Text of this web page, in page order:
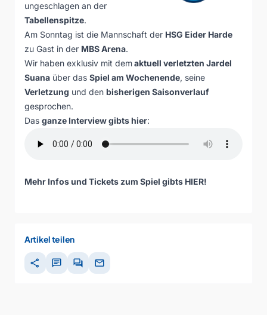
ungeschlagen an der
Tabellenspitze.
Am Sonntag ist die Mannschaft der HSG Eider Harde
zu Gast in der MBS Arena.
Wir haben exklusiv mit demaktuell verletzten Jardel
Suana über das Spiel am Wochenende, seine
Verletzung und den bisherigen Saisonverlauf
gesprochen.
Das ganze Interview gibts hier:
Mehr Infos und Tickets zum Spiel gibts HIER!
Artikel teilen
share chat forum mail